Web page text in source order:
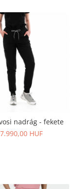
nadrág - fekete
HUF